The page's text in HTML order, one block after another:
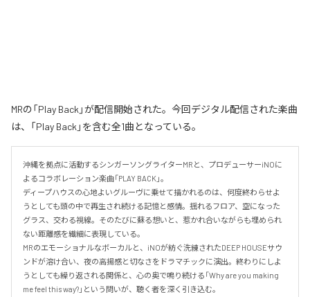
MRの「Play Back」が配信開始された。今回デジタル配信された楽曲
は、「Play Back」を含む全1曲となっている。
沖縄を拠点に活動するシンガーソングライターMRと、プロデューサーiNOに
よるコラボレーション楽曲「PLAY BACK」。
ディープハウスの心地よいグルーヴに乗せて描かれるのは、何度終わらせよ
うとしても頭の中で再生され続ける記憶と感情。揺れるフロア、空になった
グラス、交わる視線。そのたびに蘇る想いと、惹かれ合いながらも埋められ
ない距離感を繊細に表現している。
MRのエモーショナルなボーカルと、iNOが紡ぐ洗練されたDEEP HOUSEサウ
ンドが溶け合い、夜の高揚感と切なさをドラマチックに演出。終わりにしよ
うとしても繰り返される関係と、心の奥で鳴り続ける「Why are you making
me feel this way?」という問いが、聴く者を深く引き込む。